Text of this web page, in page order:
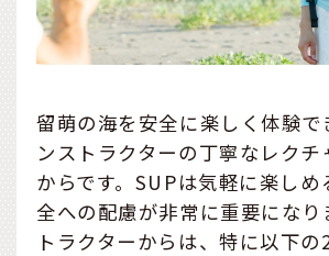
留萌の海を安全に楽しく体験で
ンストラクターの丁寧なレクチ
からです。SUPは気軽に楽しめ
全への配慮が非常に重要になり
トラクターからは、特に以下の